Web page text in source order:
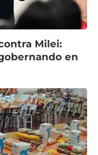
Milei:
en